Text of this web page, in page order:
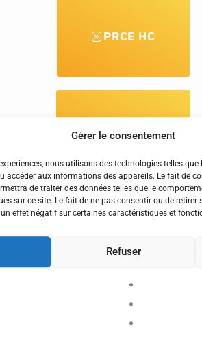
Gérer le consentement
nous utilisons des technologies telles que
accéder aux informations des appareils. Le fait de
de traiter des données telles que le
sur ce site. Le fait de ne pas consentir ou de retirer
effet négatif sur certaines caractéristiques et
Refuser
PRCE HC
PRAG HC
MCF HC -
PU 2EM CL